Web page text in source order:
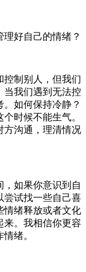
控制别人，但我们
当我们遇到无法控
如何保持冷静？
时候不能生气。
方沟通，理清情况
，如果你意识到自
尝试找一些自己喜
情绪释放或者文化
来。我相信你更容
绪。